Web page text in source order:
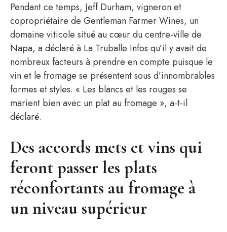
Pendant ce temps, Jeff Durham, vigneron et
copropriétaire de Gentleman Farmer Wines, un
domaine viticole situé au cœur du centre-ville de
Napa, a déclaré à La Truballe Infos qu’il y avait de
nombreux facteurs à prendre en compte puisque le
vin et le fromage se présentent sous d’innombrables
formes et styles. « Les blancs et les rouges se
marient bien avec un plat au fromage », a-t-il
déclaré.
Des accords mets et vins qui
feront passer les plats
réconfortants au fromage à
un niveau supérieur